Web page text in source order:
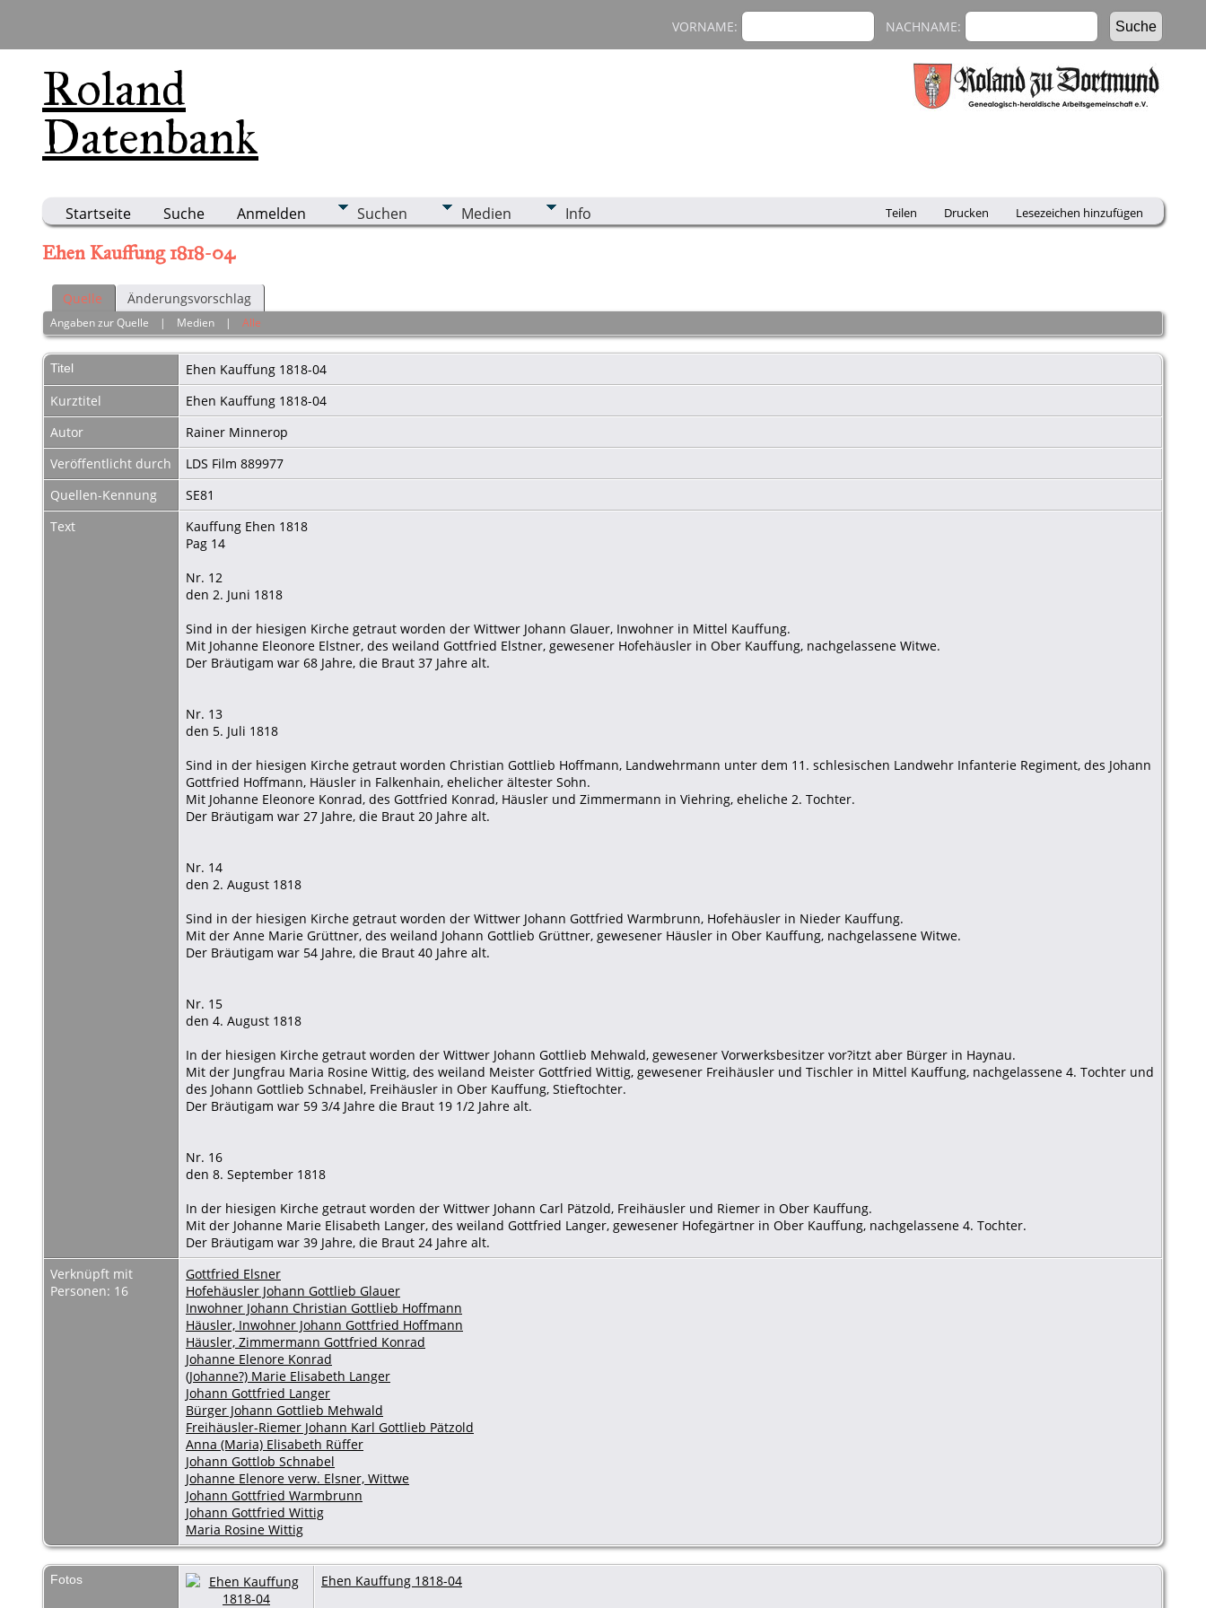
Roland
Datenbank
VORNAME: NACHNAME:
Startseite Suche Anmelden Suchen Medien Info Teilen Drucken Lesezeichen hinzufügen
Ehen Kauffung 1818-04
Quelle Änderungsvorschlag
Angaben zur Quelle | Medien |Alle
Titel
Ehen Kauffung 1818-04
Kurztitel
Ehen Kauffung 1818-04
Autor
Rainer Minnerop
Veröffentlicht durch
LDS Film 889977
Quellen-Kennung
SE81
Text
Kauffung Ehen 1818
Pag 14
Nr. 12
den 2. Juni 1818
Sind in der hiesigen Kirche getraut worden der Wittwer Johann Glauer, Inwohner in Mittel Kauffung.
Mit Johanne Eleonore Elstner, des weiland Gottfried Elstner, gewesener Hofehäusler in Ober Kauffung, nachgelassene Witwe.
Der Bräutigam war 68 Jahre, die Braut 37 Jahre alt.
Nr. 13
den 5. Juli 1818
Sind in der hiesigen Kirche getraut worden Christian Gottlieb Hoffmann, Landwehrmann unter dem 11. schlesischen Landwehr Infanterie Regiment, des Johann
Gottfried Hoffmann, Häusler in Falkenhain, ehelicher ältester Sohn.
Mit Johanne Eleonore Konrad, des Gottfried Konrad, Häusler und Zimmermann in Viehring, eheliche 2. Tochter.
Der Bräutigam war 27 Jahre, die Braut 20 Jahre alt.
Nr. 14
den 2. August 1818
Sind in der hiesigen Kirche getraut worden der Wittwer Johann Gottfried Warmbrunn, Hofehäusler in Nieder Kauffung.
Mit der Anne Marie Grüttner, des weiland Johann Gottlieb Grüttner, gewesener Häusler in Ober Kauffung, nachgelassene Witwe.
Der Bräutigam war 54 Jahre, die Braut 40 Jahre alt.
Nr. 15
den 4. August 1818
In der hiesigen Kirche getraut worden der Wittwer Johann Gottlieb Mehwald, gewesener Vorwerksbesitzer vor?itzt aber Bürger in Haynau.
Mit der Jungfrau Maria Rosine Wittig, des weiland Meister Gottfried Wittig, gewesener Freihäusler und Tischler in Mittel Kauffung, nachgelassene 4. Tochter und
des Johann Gottlieb Schnabel, Freihäusler in Ober Kauffung, Stieftochter.
Der Bräutigam war 59 3/4 Jahre die Braut 19 1/2 Jahre alt.
Nr. 16
den 8. September 1818
In der hiesigen Kirche getraut worden der Wittwer Johann Carl Pätzold, Freihäusler und Riemer in Ober Kauffung.
Mit der Johanne Marie Elisabeth Langer, des weiland Gottfried Langer, gewesener Hofegärtner in Ober Kauffung, nachgelassene 4. Tochter.
Der Bräutigam war 39 Jahre, die Braut 24 Jahre alt.
Verknüpft mit
Personen: 16
Gottfried Elsner
Hofehäusler Johann Gottlieb Glauer
Inwohner Johann Christian Gottlieb Hoffmann
Häusler, Inwohner Johann Gottfried Hoffmann
Häusler, Zimmermann Gottfried Konrad
Johanne Elenore Konrad
(Johanne?) Marie Elisabeth Langer
Johann Gottfried Langer
Bürger Johann Gottlieb Mehwald
Freihäusler-Riemer Johann Karl Gottlieb Pätzold
Anna (Maria) Elisabeth Rüffer
Johann Gottlob Schnabel
Johanne Elenore verw. Elsner, Wittwe
Johann Gottfried Warmbrunn
Johann Gottfried Wittig
Maria Rosine Wittig
Fotos Ehen Kauffung 1818-04